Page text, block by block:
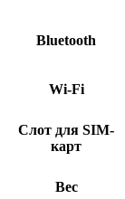
Bluetooth
Wi-Fi
Слот для SIM-
карт
Вес